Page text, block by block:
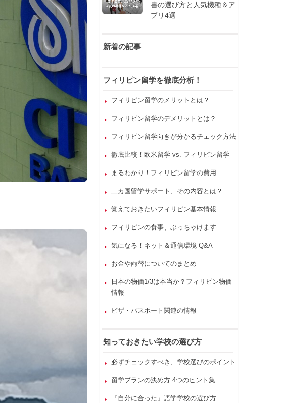
書の選び方と人気機種＆ア
プリ4選
新着の記事
フィリピン留学を徹底分析！
フィリピン留学のメリットとは？
フィリピン留学のデメリットとは？
フィリピン留学向きが分かるチェック方法
徹底比較！欧米留学 vs. フィリピン留学
まるわかり！フィリピン留学の費用
二カ国留学サポート、その内容とは？
覚えておきたいフィリピン基本情報
フィリピンの食事、ぶっちゃけます
気になる！ネット＆通信環境 Q&A
お金や両替についてのまとめ
日本の物価1/3は本当か？フィリピン物価
情報
ビザ・パスポート関連の情報
知っておきたい学校の選び方
必ずチェックすべき、学校選びのポイント
留学プランの決め方 4つのヒント集
『自分に合った』語学学校の選び方